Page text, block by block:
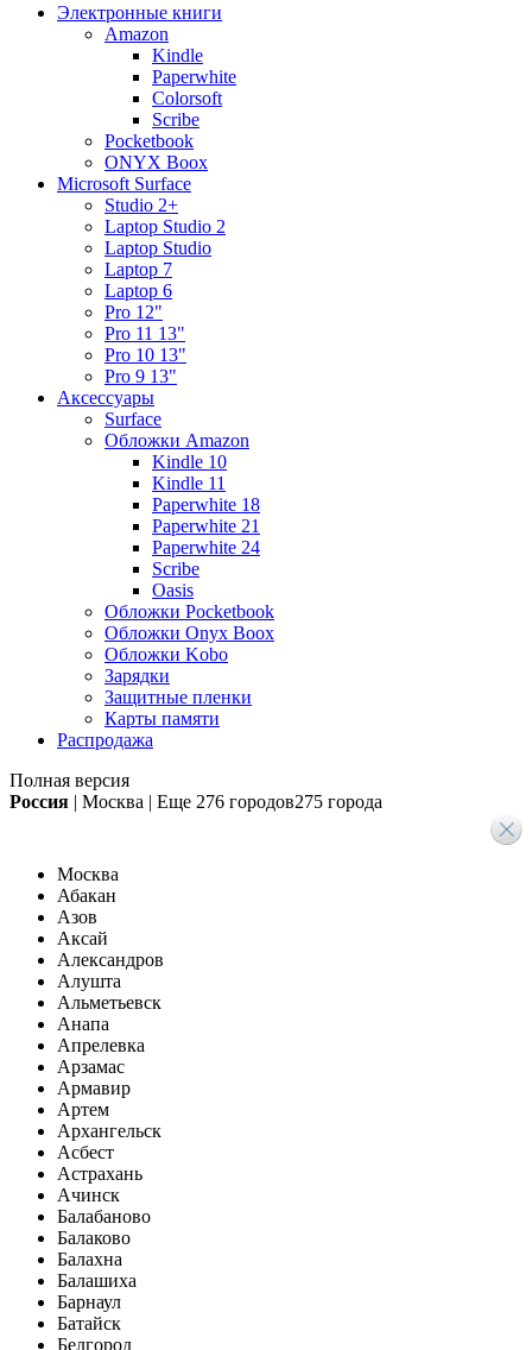
Электронные книги
Amazon
Kindle
Paperwhite
Colorsoft
Scribe
Pocketbook
ONYX Boox
Microsoft Surface
Studio 2+
Laptop Studio 2
Laptop Studio
Laptop 7
Laptop 6
Pro 12"
Pro 11 13"
Pro 10 13"
Pro 9 13"
Аксессуары
Surface
Обложки Amazon
Kindle 10
Kindle 11
Paperwhite 18
Paperwhite 21
Paperwhite 24
Scribe
Oasis
Обложки Pocketbook
Обложки Onyx Boox
Обложки Kobo
Зарядки
Защитные пленки
Карты памяти
Распродажа
Полная версия
Россия | Москва | Еще 276 городов275 города
Москва
Абакан
Азов
Аксай
Александров
Алушта
Альметьевск
Анапа
Апрелевка
Арзамас
Армавир
Артем
Архангельск
Асбест
Астрахань
Ачинск
Балабаново
Балаково
Балахна
Балашиха
Барнаул
Батайск
Белгород